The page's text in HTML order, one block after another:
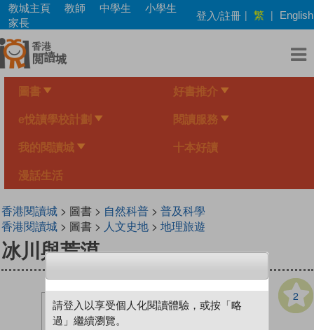
Skip
main
content
教城主頁 教師 中學生
小學生
家長
登入/註冊 | 繁 | English
圖書 好書推介
e悅讀學校計劃 閱讀服務
我的閱讀城 十本好讀
漫話生活
香港閱讀城> 圖書 > 自然科普> 普及科學
香港閱讀城> 圖書 > 人文史地> 地理旅遊
冰川與荒漠
2
請登入以享受個人化閱讀體驗，或按「略
過」繼續瀏覽。